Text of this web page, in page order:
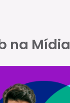
na Mídia